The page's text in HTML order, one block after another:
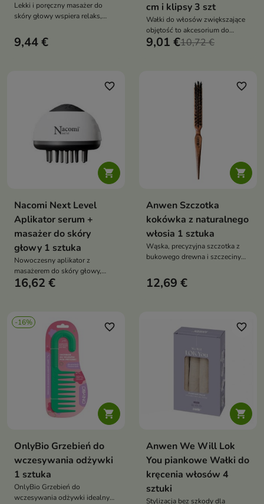
Lekki i poręczny masażer do
skóry głowy wspiera relaks,
pielęgnację skalpu.
Ergonomiczna forma z
napięcie skóry głowy i poprawić
komfort codziennego masażu
9,44 €
cm i klipsy 3 szt
Wałki do włosów zwiększające
objętość to akcesorium do
stylizacji, które unosi włosy u
w stylu blowout
9,01 €10,72 €

favorite_border
Nacomi Next Level
Aplikator serum +
masażer do skóry
głowy 1 sztuka
Nowoczesny aplikator z
masażerem do skóry głowy,
który ułatwia aplikację serum i
16,62 €

favorite_border
Anwen Szczotka
kokówka z naturalnego
włosia 1 sztuka
Wąska, precyzyjna szczotka z
bukowego drewna i szczeciny
tapirowania i idealnych upięć
12,69 €
-16%

favorite_border
OnlyBio Grzebień do
wczesywania odżywki
1 sztuka
OnlyBio Grzebień do
wczesywania odżywki idealny

favorite_border
Anwen We Will Lok
You piankowe Wałki do
kręcenia włosów 4
sztuki
Stylizacja bez szkody dla